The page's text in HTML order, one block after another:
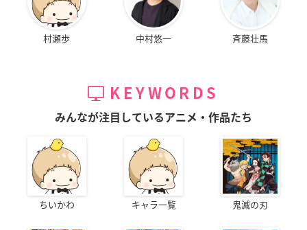
村瀬歩 中村悠一 斉藤壮馬
KEYWORDS
みんなが注目しているアニメ・作品たち
ちいかわ キャラ一覧 鬼滅の刃